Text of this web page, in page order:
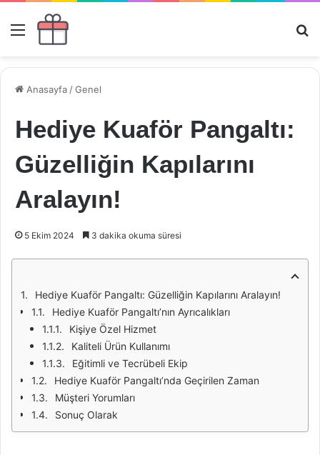
Menü
Anasayfa /Genel
Hediye Kuaför Pangaltı:
Güzelliğin Kapılarını
Aralayın!
5 Ekim 2024 3 dakika okuma süresi
Hediye Kuaför Pangaltı: Güzelliğin Kapılarını Aralayın!
Hediye Kuaför Pangaltı’nın Ayrıcalıkları
Kişiye Özel Hizmet
Kaliteli Ürün Kullanımı
Eğitimli ve Tecrübeli Ekip
Hediye Kuaför Pangaltı’nda Geçirilen Zaman
Müşteri Yorumları
Sonuç Olarak